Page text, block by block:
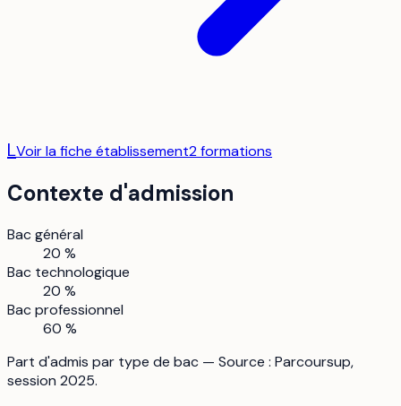
LVoir la fiche établissement2formations
Contexte d'admission
Bac général
20 %
Bac technologique
20 %
Bac professionnel
60 %
Part d'admis par type de bac — Source : Parcoursup,
session 2025.